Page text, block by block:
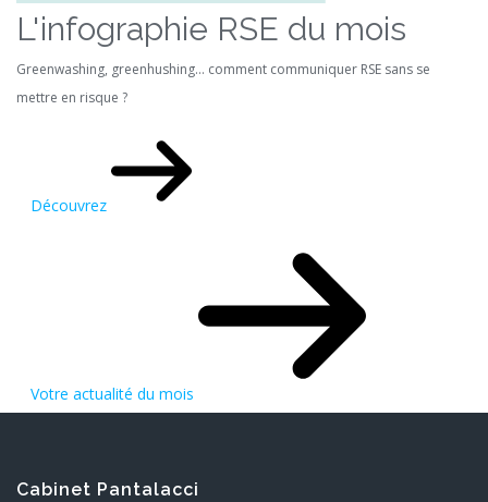
L'infographie RSE du mois
Greenwashing, greenhushing… comment communiquer RSE sans se
mettre en risque ?
Découvrez
Votre actualité du mois
Cabinet Pantalacci